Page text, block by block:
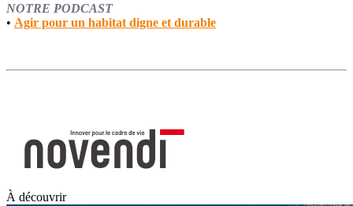
NOTRE PODCAST
• Agir pour un habitat digne et durable
À découvrir